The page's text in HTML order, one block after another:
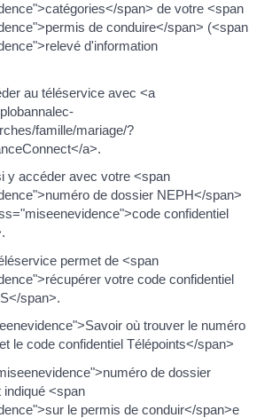
span> de votre <span
de conduire</span> (<span
d'information
au téléservice avec <a
famille/mariage/?
a>.
y accéder avec votre <span
de dossier NEPH</span>
confidentiel
permet de <span
votre code confidentiel
span>.
où trouver le numéro
le code confidentiel Télépoints</span>
de dossier
<span
le permis de conduir</span>e